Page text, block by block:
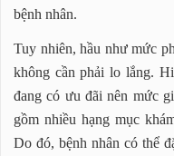
bệnh nhân.
Tuy nhiên, hầu như mức
không cần phải lo lắng.
đang có ưu đãi nên mức
gồm nhiều hạng mục
Do đó, bệnh nhân có thể